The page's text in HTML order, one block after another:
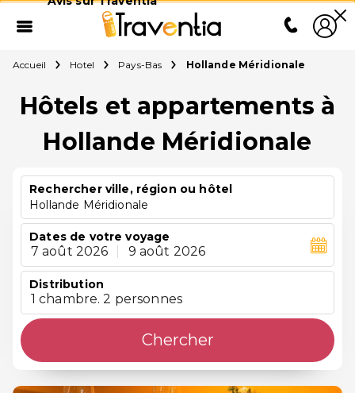
Accueil Hotel Pays-Bas Hollande Méridionale
Hôtels et appartements à
Hollande Méridionale
Rechercher ville, région ou hôtel
Hollande Méridionale
Dates de votre voyage
7 août 2026 9 août 2026
Distribution
1 chambre. 2 personnes
Chercher